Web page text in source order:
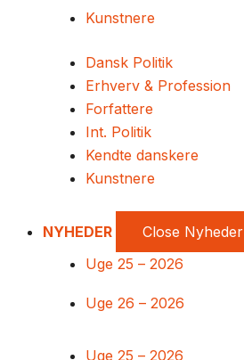
Kunstnere
Dansk Politik
Erhverv & Profession
Forfattere
Int. Politik
Kendte danskere
Kunstnere
NYHEDER Close Nyheder
Uge 25 – 2026
Uge 26 – 2026
Uge 25 – 2026